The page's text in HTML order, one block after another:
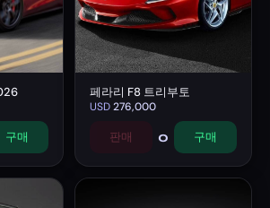
구매
페라리 F8 트리부토
USD276,000
판매 0 구매